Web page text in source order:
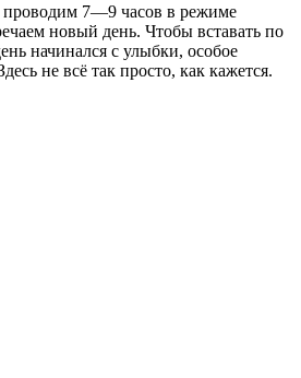
проводим 7—9 часов в режиме
новый день. Чтобы вставать по
начинался с улыбки, особое
не всё так просто, как кажется.